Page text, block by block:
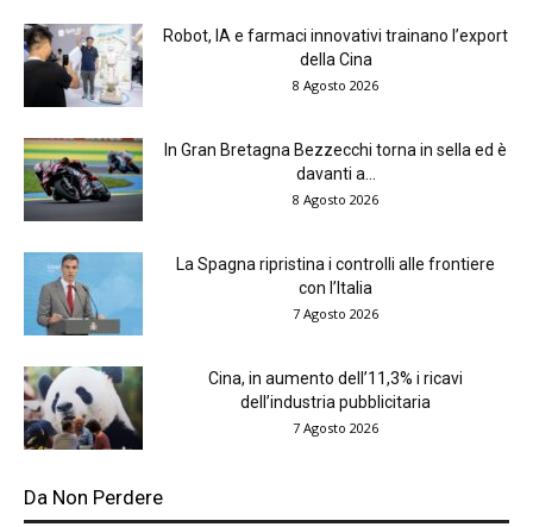
Robot, IA e farmaci innovativi trainano l’export
della Cina
8 Agosto 2026
In Gran Bretagna Bezzecchi torna in sella ed è
davanti a...
8 Agosto 2026
La Spagna ripristina i controlli alle frontiere
con l’Italia
7 Agosto 2026
Cina, in aumento dell’11,3% i ricavi
dell’industria pubblicitaria
7 Agosto 2026
Da Non Perdere